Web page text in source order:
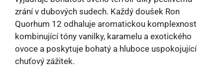
zrání v dubových sudech. Každý doušek Ron
Quorhum 12 odhaluje aromatickou komplexnost
kombinující tóny vanilky, karamelu a exotického
ovoce a poskytuje bohatý a hluboce uspokojující
chuťový zážitek.